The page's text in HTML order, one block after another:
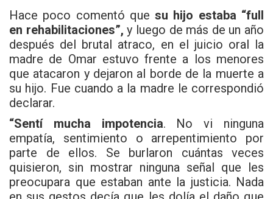
Hace poco comentó quesu hijo estaba “full
en rehabilitaciones”, y luego de más de un año
después del brutal atraco, en el juicio oral la
madre de Omar estuvo frente a los menores
que atacaron y dejaron al borde de la muerte a
su hijo. Fue cuando a la madre le correspondió
declarar.
“Sentí mucha impotencia. No vi ninguna
empatía, sentimiento o arrepentimiento por
parte de ellos. Se burlaron cuántas veces
quisieron, sin mostrar ninguna señal que les
preocupara que estaban ante la justicia. Nada